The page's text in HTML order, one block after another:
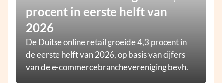
procent in eerste helft van
2026
De Duitse online retail groeide 4,3 procent in
de eerste helft van 2026, op basis van cijfers
van de e-commercebranchevereniging bevh.